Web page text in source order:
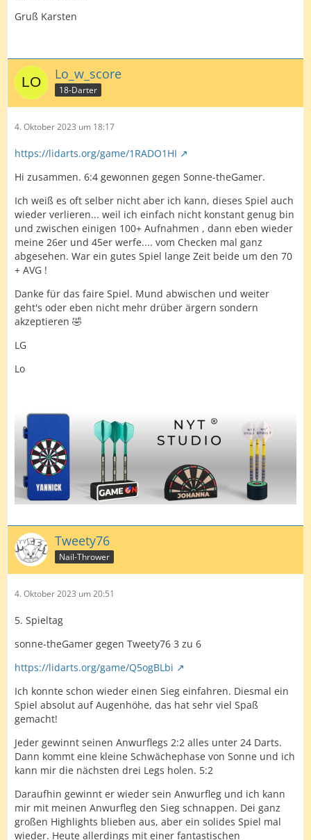
Gruß Karsten
Lo_w_score
18-Darter
4. Oktober 2023 um 18:17
https://lidarts.org/game/1RADO1HI
Hi zusammen. 6:4 gewonnen gegen Sonne-theGamer.
Ich weiß es oft selber nicht aber ich kann, dieses Spiel auch
wieder verlieren... weil ich einfach nicht konstant genug bin
und zwischen einigen 100+ Aufnahmen , dann eben wieder
meine 26er und 45er werfe.... vom Checken mal ganz
abgesehen. War ein gutes Spiel lange Zeit beide um den 70
+ AVG !
Danke für das faire Spiel. Mund abwischen und weiter
geht's oder eben nicht mehr drüber ärgern sondern
akzeptieren 🤣
LG
Lo
Tweety76
Nail-Thrower
4. Oktober 2023 um 20:51
5. Spieltag
sonne-theGamer gegen Tweety76 3 zu 6
https://lidarts.org/game/Q5ogBLbi
Ich konnte schon wieder einen Sieg einfahren. Diesmal ein
Spiel absolut auf Augenhöhe, das hat sehr viel Spaß
gemacht!
Jeder gewinnt seinen Anwurflegs 2:2 alles unter 24 Darts.
Dann kommt eine kleine Schwächephase von Sonne und ich
kann mir die nächsten drei Legs holen. 5:2
Daraufhin gewinnt er wieder sein Anwurfleg und ich kann
mir mit meinen Anwurfleg den Sieg schnappen. Dei ganz
großen Highlights blieben aus, aber ein solides Spiel mal
wieder. Heute allerdings mit einer fantastischen